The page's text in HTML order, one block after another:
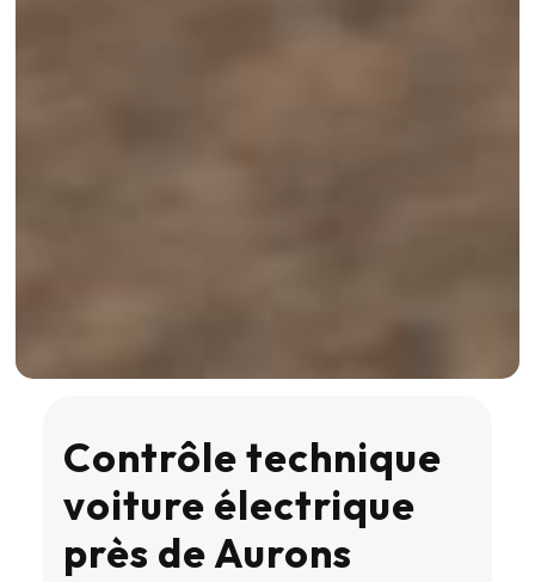
Contrôle technique
voiture électrique
près de Aurons